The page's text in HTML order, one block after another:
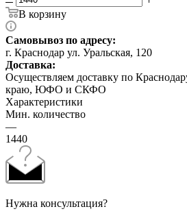
В корзину
Самовывоз по адресу:
г. Краснодар ул. Уральская, 120
Доставка:
Осуществляем доставку по
краю, ЮФО и СКФО
Характеристики
Мин. количество
—
1440
Нужна консультация?